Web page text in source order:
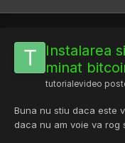
Instalarea
minat
tutorialevideo
Buna nu stiu daca este
daca nu am voie va rog